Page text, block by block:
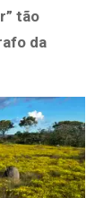
tão
da